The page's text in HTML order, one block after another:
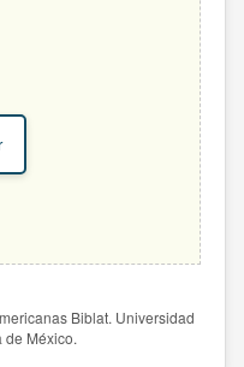
Biblat. Universidad
de México.